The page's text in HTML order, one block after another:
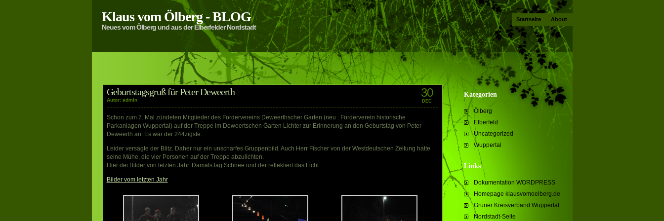
Startseite About
Klaus vom Ölberg - BLOG
Neues vom Ölberg und aus der Elberfelder Nordstadt
Kategorien
Ölberg
Elberfeld
Uncategorized
Wuppertal
Links
Dokumentation WORDPRESS
Homepage klausvomoelberg.de
Grüner Kreisverband Wuppertal
Nordstadt-Seite
Geburtstagsgruß für Peter Deweerth
Autor: admin
30
DEC
Schon zum 7. Mal zündeten Mitglieder des Fördervereins Deweerthscher Garten (neu : Förderverein historische
Parkanlagen Wuppertal) auf der Treppe im Deweertschen Garten Lichter zur Erinnerung an den Geburtstag von Peter
Deweerth an. Es war der 244zigste.
Leider versagte der Blitz. Daher nur ein unscharfes Gruppenbild. Auch Herr Fischer von der Westdeutschen Zeitung hatte
seine Mühe, die vier Personen auf der Treppe abzulichten.
Hier dei Bilder von letzten Jahr. Damals lag Schnee und der reflektiert das Licht.
Bilder vom letzten Jahr